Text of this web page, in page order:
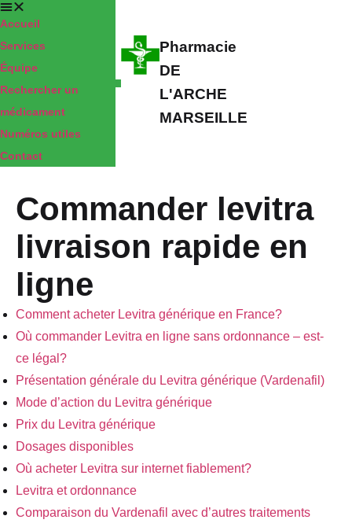
Pharmacie
DE
L'ARCHE
MARSEILLE
Accueil
Services
Équipe
Rechercher un
médicament
Numéros utiles
Contact
Commander levitra
livraison rapide en
ligne
Comment acheter Levitra générique en France?
Où commander Levitra en ligne sans ordonnance – est-
ce légal?
Présentation générale du Levitra générique (Vardenafil)
Mode d’action du Levitra générique
Prix du Levitra générique
Dosages disponibles
Où acheter Levitra sur internet fiablement?
Levitra et ordonnance
Comparaison du Vardenafil avec d’autres traitements